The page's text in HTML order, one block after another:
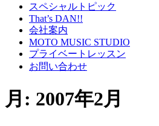
スペシャルトピック
That’s DAN!!
会社案内
MOTO MUSIC STUDIO
プライベートレッスン
お問い合わせ
月: 2007年2月